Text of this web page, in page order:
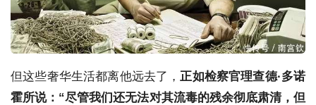
但这些奢华生活都离他远去了， 正如检察官理查德·多诺
霍所说：“尽管我们还无法对其流毒的残余彻底肃清，但